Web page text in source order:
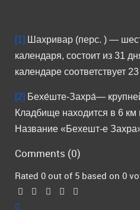
[1] Шахривар (перс. ‎) —
календаря, состоит из 31
календаре соответствует
[2] Бехе́ште-Захра́—
Кладбище находится в 6 км
Название «Бехешт-е
Comments (0)
Rated 0 out of 5 based on 0